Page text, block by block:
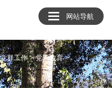
网站导航
作
党群工作>党史教育>